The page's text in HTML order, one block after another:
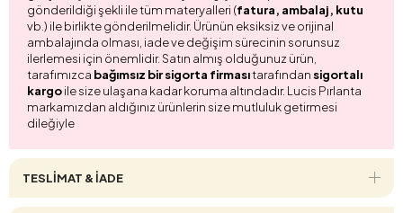
gönderildiği şekli ile tüm materyalleri (fatura, ambalaj, kutu
vb.) ile birlikte gönderilmelidir. Ürünün eksiksiz ve orijinal
ambalajında olması, iade ve değişim sürecinin sorunsuz
ilerlemesi için önemlidir. Satın almış olduğunuz ürün,
tarafımızca bağımsız bir sigorta firmasıtarafından sigortalı
kargoile size ulaşana kadar koruma altındadır. Lucis Pırlanta
markamızdan aldığınız ürünlerin size mutluluk getirmesi
dileğiyle
TESLİMAT & İADE